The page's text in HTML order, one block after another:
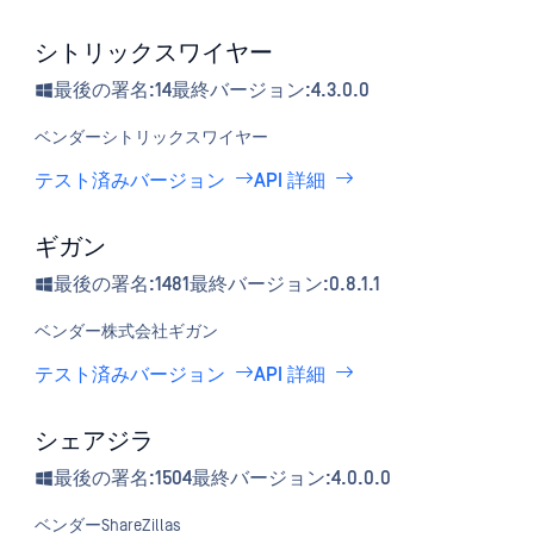
シトリックスワイヤー
最後の署名:14最終バージョン:4.3.0.0
ベンダーシトリックスワイヤー
テスト済みバージョン API 詳細
ギガン
最後の署名:1481最終バージョン:0.8.1.1
ベンダー株式会社ギガン
テスト済みバージョン API 詳細
シェアジラ
最後の署名:1504最終バージョン:4.0.0.0
ベンダーShareZillas